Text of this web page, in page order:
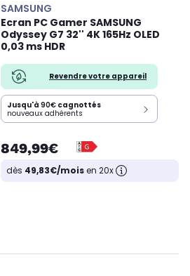
SAMSUNG
Ecran PC Gamer SAMSUNG
Odyssey G7 32'' 4K 165Hz OLED
0,03 ms HDR
Revendre votre appareil
Jusqu'à 90€ cagnottés
nouveaux adhérents
849,99€
dès 49,83€/moisen 20x